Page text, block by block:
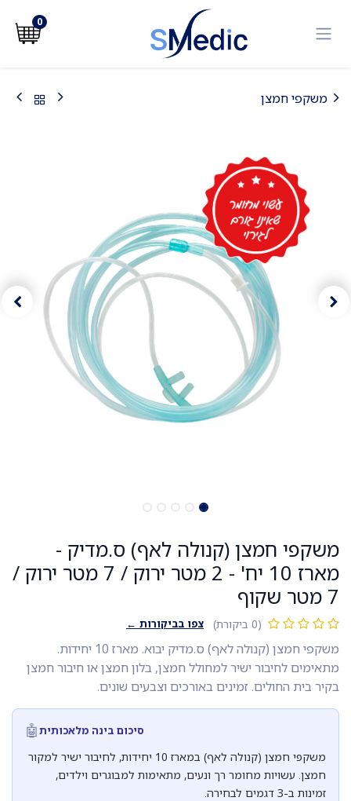
0
משקפי חמצן
משקפי חמצן (קנולה לאף) ס.מדיק -
מארז 10 יח' - 2 מטר ירוק / 7 מטר ירוק /
7 מטר שקוף
(0 ביקורת) צפו בביקורות ←
משקפי חמצן (קנולה לאף) ס.מדיק יבוא. מארז 10 יחידות.
מתאימים לחיבור ישיר למחולל חמצן, בלון חמצן או חיבור חמצן
בקיר בית החולים. זמינים באורכים וצבעים שונים.
סיכום בינה מלאכותית🤖
משקפי חמצן (קנולה לאף) במארז 10 יחידות, לחיבור ישיר למקור
חמצן. עשויות מחומר רך ונעים, מתאימות למבוגרים וילדים,
זמינות ב-3 דגמים לבחירה.